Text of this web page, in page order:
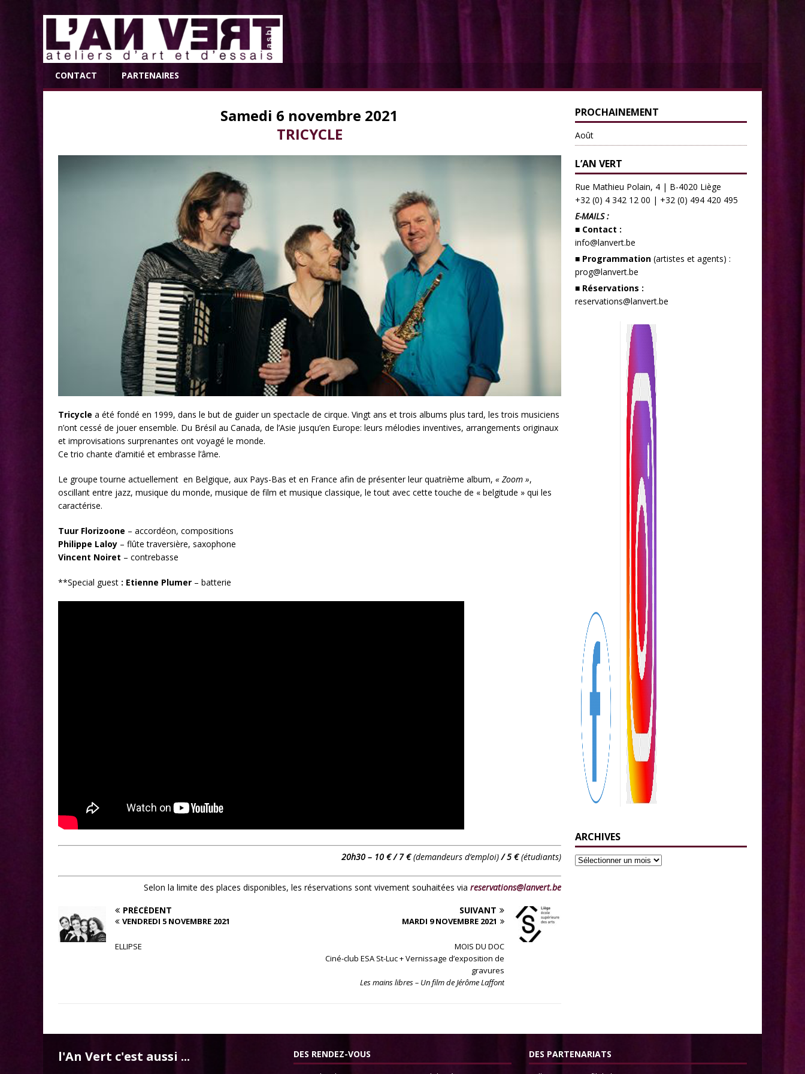
CONTACT PARTENAIRES
Samedi 6 novembre 2021
TRICYCLE
Tricycle a été fondé en 1999, dans le but de guider un spectacle de cirque. Vingt ans et trois albums plus tard, les trois musiciens
n’ont cessé de jouer ensemble. Du Brésil au Canada, de l’Asie jusqu’en Europe: leurs mélodies inventives, arrangements originaux
et improvisations surprenantes ont voyagé le monde.
Ce trio chante d’amitié et embrasse l’âme.
Le groupe tourne actuellement en Belgique, aux Pays-Bas et en France afin de présenter leur quatrième album, « Zoom »,
oscillant entre jazz, musique du monde, musique de film et musique classique, le tout avec cette touche de « belgitude » qui les
caractérise.
Tuur Florizoone – accordéon, compositions
Philippe Laloy – flûte traversière, saxophone
Vincent Noiret – contrebasse
**Special guest : Etienne Plumer – batterie
20h30 – 10 € / 7 €(demandeurs d’emploi)/ 5 €(étudiants)
Selon la limite des places disponibles, les réservations sont vivement souhaitées via reservations@lanvert.be
PRÉCÉDENT
VENDREDI 5 NOVEMBRE 2021
ELLIPSE
SUIVANT
MARDI 9 NOVEMBRE 2021
MOIS DU DOC
Ciné-club ESA St-Luc + Vernissage d’exposition de
gravures
Les mains libres – Un film de Jérôme Laffont
PROCHAINEMENT
Août
L’AN VERT
Rue Mathieu Polain, 4 | B-4020 Liège
+32 (0) 4 342 12 00 | +32 (0) 494 420 495
E-MAILS :
■ Contact :
info@lanvert.be
■ Programmation(artistes et agents) :
prog@lanvert.be
■ Réservations :
reservations@lanvert.be
ARCHIVES
l'An Vert c'est aussi ... DES RENDEZ-VOUS DES PARTENARIATS